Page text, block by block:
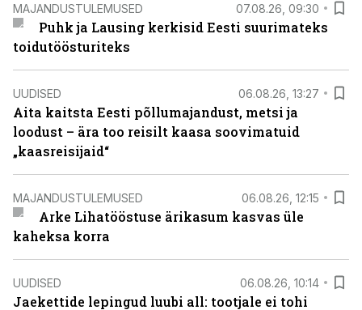
MAJANDUSTULEMUSED 07.08.26, 09:30
Puhk ja Lausing kerkisid Eesti suurimateks
toidutöösturiteks
UUDISED 06.08.26, 13:27
Aita kaitsta Eesti põllumajandust, metsi ja
loodust – ära too reisilt kaasa soovimatuid
„kaasreisijaid“
MAJANDUSTULEMUSED 06.08.26, 12:15
Arke Lihatööstuse ärikasum kasvas üle
kaheksa korra
UUDISED 06.08.26, 10:14
Jaekettide lepingud luubi all: tootjale ei tohi